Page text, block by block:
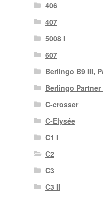
406
407
5008 I
607
Berlingo B9 III,
Berlingo Partner
C-crosser
C-Elysée
C1 I
C2
C3
C3 II